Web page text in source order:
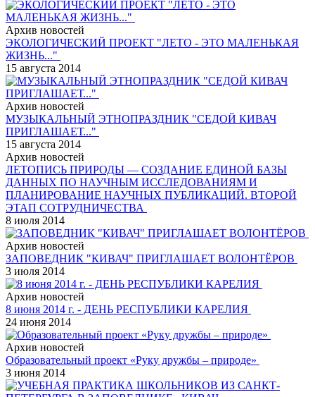
Архив новостей
ЭКОЛОГИЧЕСКИЙ ПРОЕКТ "ЛЕТО - ЭТО МАЛЕНЬКАЯ
ЖИЗНЬ..."
15 августа 2014
Архив новостей
МУЗЫКАЛЬНЫЙ ЭТНОПРАЗДНИК "СЕДОЙ КИВАЧ
ПРИГЛАШАЕТ..."
15 августа 2014
Архив новостей
ЛЕТОПИСЬ ПРИРОДЫ — СОЗДАНИЕ ЕДИНОЙ БАЗЫ
ДАННЫХ ПО НАУЧНЫМ ИССЛЕДОВАНИЯМ И
ПЛАНИРОВАНИЕ НАУЧНЫХ ПУБЛИКАЦИЙ. ВТОРОЙ
ЭТАП СОТРУДНИЧЕСТВА
8 июля 2014
Архив новостей
ЗАПОВЕДНИК "КИВАЧ" ПРИГЛАШАЕТ ВОЛОНТЁРОВ
3 июля 2014
Архив новостей
8 июня 2014 г. - ДЕНЬ РЕСПУБЛИКИ КАРЕЛИЯ
24 июня 2014
Архив новостей
Образовательный проект «Руку дружбы – природе»
3 июня 2014